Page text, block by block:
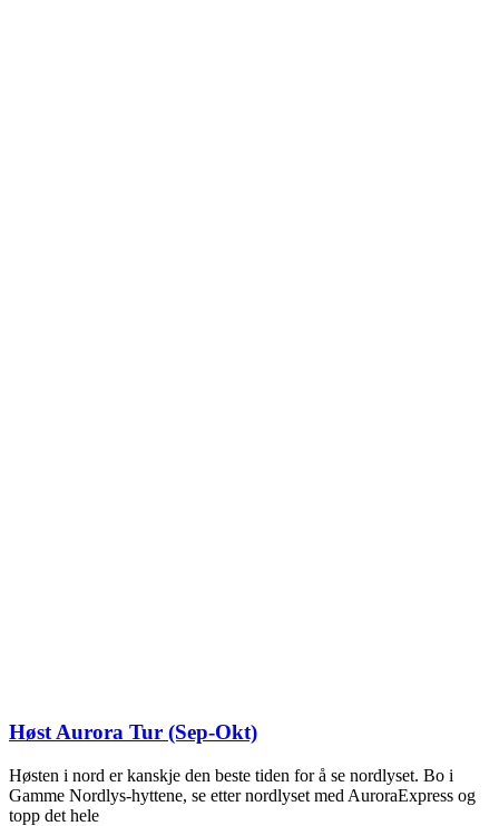
Høst Aurora Tur (Sep-Okt)
Høsten i nord er kanskje den beste tiden for å se nordlyset. Bo i
Gamme Nordlys-hyttene, se etter nordlyset med AuroraExpress og
topp det hele